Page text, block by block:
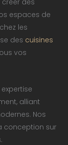
créer des
espaces de
les
des cuisines
vos
alliant
Nos
conception sur